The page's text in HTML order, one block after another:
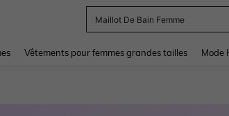
Sac
Vêtements pour femmes grandes tailles Mode